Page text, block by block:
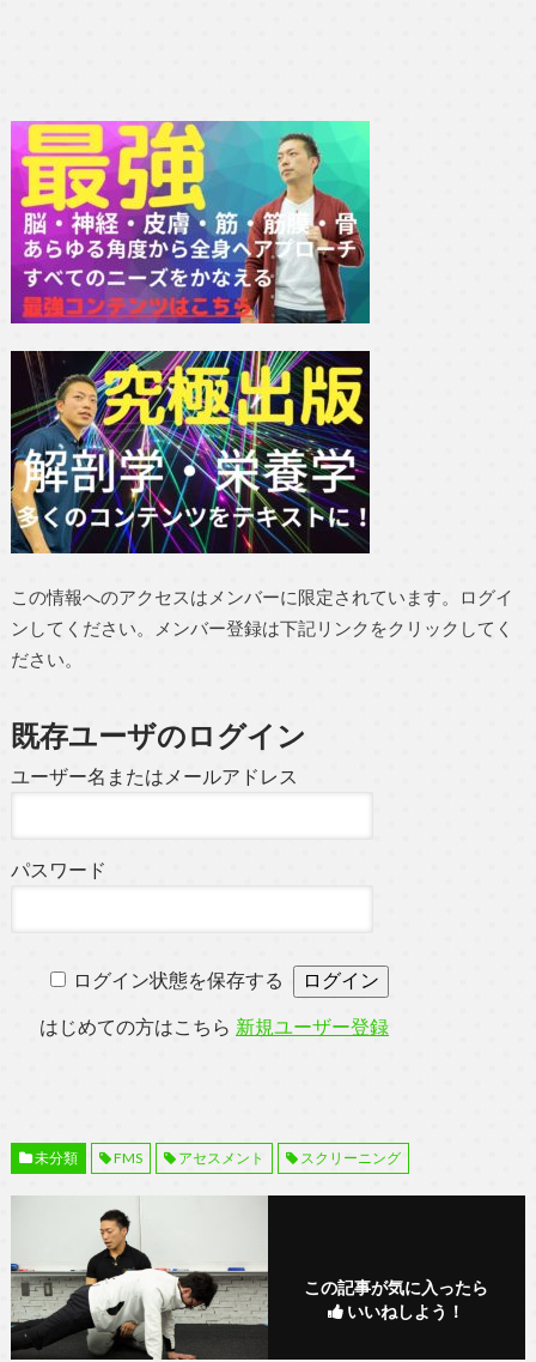
この情報へのアクセスはメンバーに限定されています。ログイ
ンしてください。メンバー登録は下記リンクをクリックしてく
ださい。
既存ユーザのログイン
ユーザー名またはメールアドレス
パスワード
ログイン状態を保存する
はじめての方はこちら 新規ユーザー登録
未分類 FMS アセスメント スクリーニング
この記事が気に入ったら
いいねしよう！